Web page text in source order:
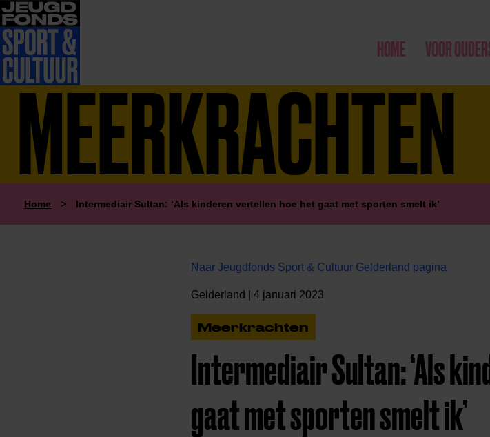
HOME VOOR
MEERKRACHTEN
Home > Intermediair Sultan: ‘Als kinderen vertellen hoe het gaat met sporten smelt ik’
Naar Jeugdfonds Sport & Cultuur Gelderland pagina
Gelderland | 4 januari 2023
Meerkrachten
Intermediair Sultan: ‘Als
gaat met sporten smelt ik’